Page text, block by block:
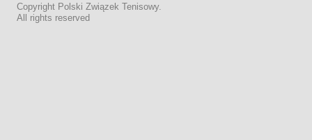
Copyright Polski Związek Tenisowy.
All rights reserved